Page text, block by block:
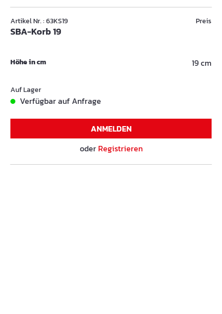
Artikel Nr. : 63KS19
SBA-Korb 19
Preis
Höhe in cm 19 cm
Auf Lager
Verfügbar auf Anfrage
ANMELDEN
oder Registrieren